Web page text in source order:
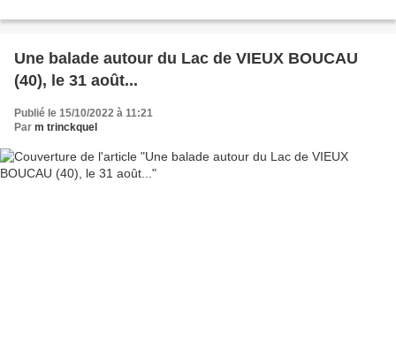
Une balade autour du Lac de VIEUX BOUCAU
(40), le 31 août...
Publié le 15/10/2022 à 11:21
Par m trinckquel